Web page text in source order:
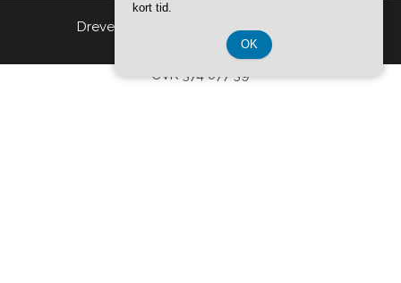
Drevet af
CVR 374 077 39
kort tid.
OK